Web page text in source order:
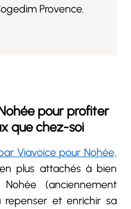
Provence.
pour profiter
que chez-soi
Viavoice pour Nohée,
plus attachés à bien
(anciennement
et enrichir sa